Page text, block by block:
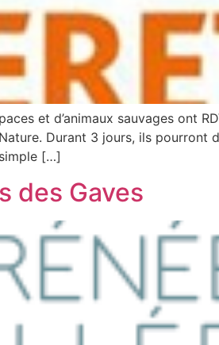
et d’animaux sauvages ont
Durant 3 jours, ils pourront
[…]
des Gaves